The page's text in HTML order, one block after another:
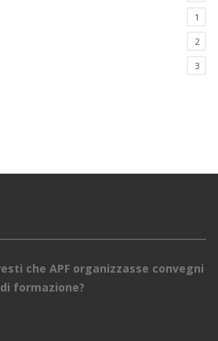
1
2
3
che APF organizzasse convegni
di formazione?